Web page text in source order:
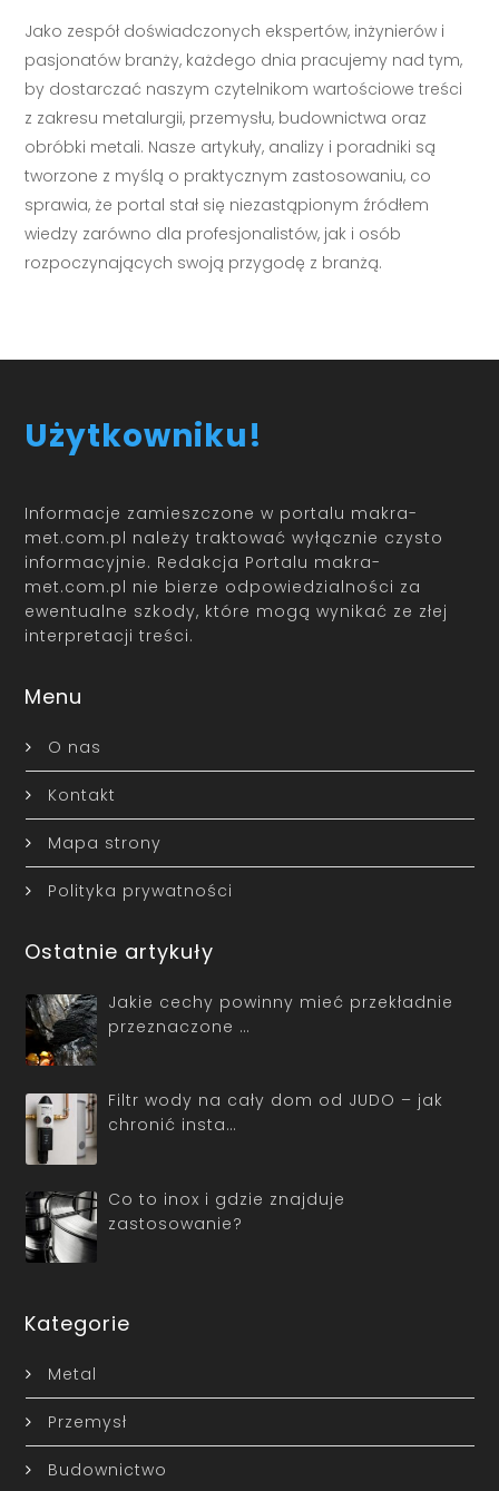
Jako zespół doświadczonych ekspertów, inżynierów i
pasjonatów branży, każdego dnia pracujemy nad tym,
by dostarczać naszym czytelnikom wartościowe treści
z zakresu metalurgii, przemysłu, budownictwa oraz
obróbki metali. Nasze artykuły, analizy i poradniki są
tworzone z myślą o praktycznym zastosowaniu, co
sprawia, że portal stał się niezastąpionym źródłem
wiedzy zarówno dla profesjonalistów, jak i osób
rozpoczynających swoją przygodę z branżą.
Użytkowniku!
Informacje zamieszczone w portalu makra-
met.com.pl należy traktować wyłącznie czysto
informacyjnie. Redakcja Portalu makra-
met.com.pl nie bierze odpowiedzialności za
ewentualne szkody, które mogą wynikać ze złej
interpretacji treści.
Menu
O nas
Kontakt
Mapa strony
Polityka prywatności
Ostatnie artykuły
Jakie cechy powinny mieć przekładnie
przeznaczone …
Filtr wody na cały dom od JUDO – jak
chronić insta…
Co to inox i gdzie znajduje
zastosowanie?
Kategorie
Metal
Przemysł
Budownictwo